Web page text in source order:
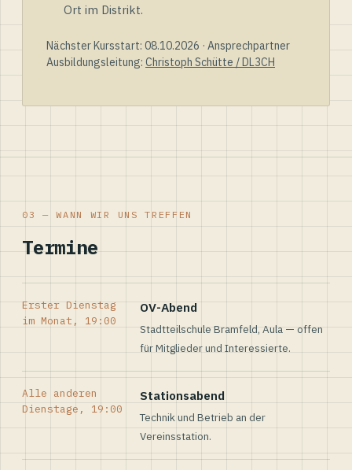
Ort im Distrikt.
Nächster Kursstart: 08.10.2026 · Ansprechpartner
Ausbildungsleitung: Christoph Schütte / DL3CH
03 — WANN WIR UNS TREFFEN
Termine
Erster Dienstag
im Monat, 19:00
OV-Abend
Stadtteilschule Bramfeld, Aula — offen
für Mitglieder und Interessierte.
Alle anderen
Dienstage, 19:00
Stationsabend
Technik und Betrieb an der
Vereinsstation.